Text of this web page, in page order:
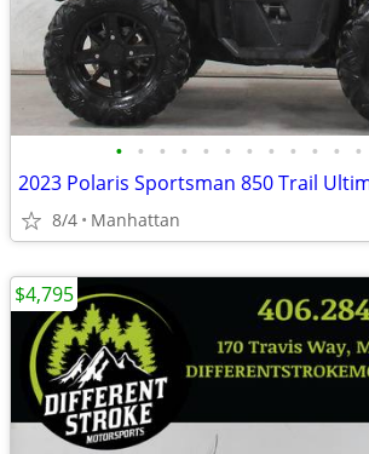
• • • • • • • • • • • •
8/4 Manhattan
$4,795